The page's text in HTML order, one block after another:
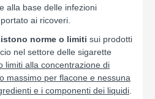
alla base delle infezioni
ai ricoveri.
norme o limiti sui prodotti
nel settore delle sigarette
limiti alla concentrazione di
massimo per flacone e nessuna
e i componenti dei liquidi